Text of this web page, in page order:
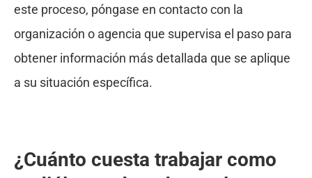
este proceso, póngase en contacto con la
organización o agencia que supervisa el paso para
obtener información más detallada que se aplique
a su situación específica.
¿Cuánto cuesta trabajar como